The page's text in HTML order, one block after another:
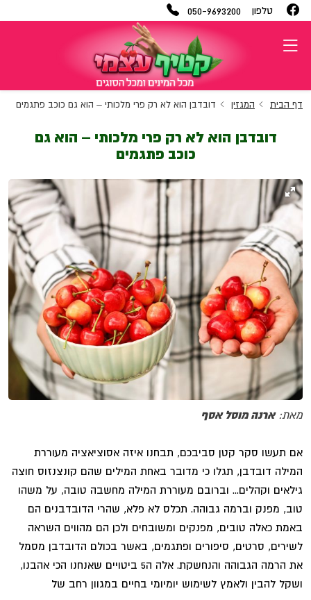
טלפון 050-9693200
דף הבית המגזין דובדבן הוא לא רק פרי מלכותי – הוא גם כוכב פתגמים
דובדבן הוא לא רק פרי מלכותי – הוא גם
כוכב פתגמים
מאת:ארנה מוסל אסף
אם תעשו סקר קטן סביבכם, תבחנו איזה אסוציאציה מעוררת
המילה דובדבן, תגלו כי מדובר באחת המילים שהם קונצנזוס חוצה
גילאים וקהלים... וברובם מעוררת המילה מחשבה טובה, על משהו
טוב, מפנק וברמה גבוהה. תכלס לא פלא, שהרי הדובדבנים הם
באמת כאלה טובים, מפנקים ומשובחים ולכן הם מהווים השראה
לשירים, סרטים, סיפורים ופתגמים, באשר בכולם הדובדבן מסמל
את הרמה הגבוהה והנחשקת. אלה ה5 ביטויים שאנחנו הכי אהבנו,
ושקל להבין ולאמץ לשימוש יומיומי בחיים במגוון רחב של